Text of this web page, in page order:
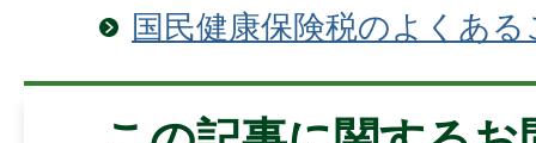
国民健康保険税のよくある